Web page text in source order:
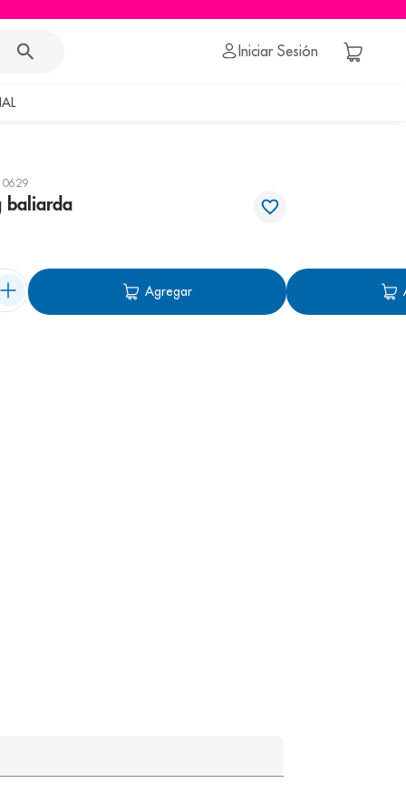
Iniciar Sesión
baliarda
Agregar